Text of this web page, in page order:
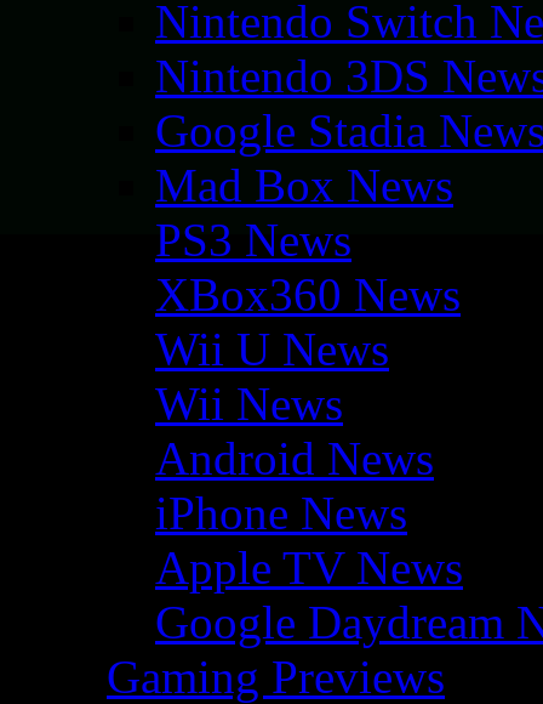
Nintendo Switch
Nintendo 3DS
Google Stadia
Mad Box News
PS3 News
XBox360 News
Wii U News
Wii News
Android News
iPhone News
Apple TV News
Google Daydream
Gaming Previews